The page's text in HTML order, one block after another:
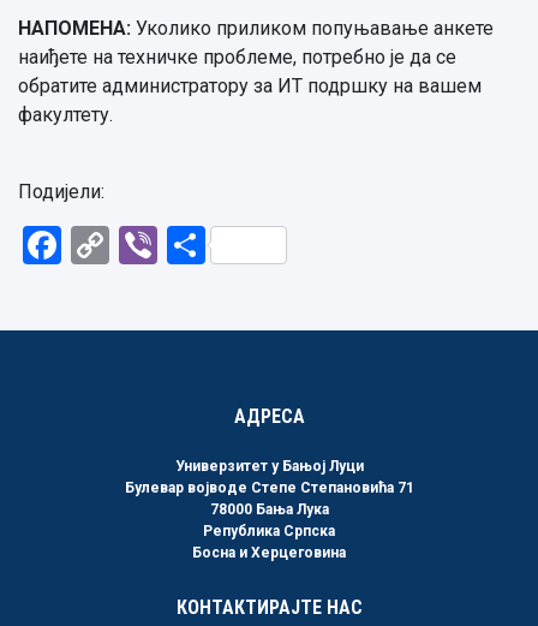
НАПОМЕНА: Уколико приликом попуњавање анкете
наиђете на техничке проблеме, потребно је да се
обратите администратору за ИТ подршку на вашем
факултету.
Подијели:
Facebook
CopyViberShare
АДРЕСА
Универзитет у Бањој Луци
Булевар војводе Степе Степановића 71
78000 Бања Лука
Република Српска
Босна и Херцеговина
КОНТАКТИРАЈТЕ НАС